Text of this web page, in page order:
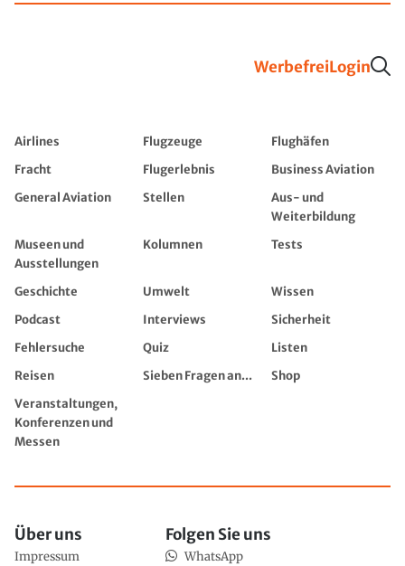
WerbefreiLogin
Airlines Flugzeuge
Flughäfen
Fracht
Flugerlebnis
Business Aviation
General Aviation
Stellen
Aus- und
Weiterbildung
Museen und
Ausstellungen
Kolumnen Tests
Geschichte Umwelt
Wissen
Podcast
Interviews
Sicherheit
Fehlersuche
Quiz
Listen
Reisen
Sieben Fragen an...
Shop
Veranstaltungen,
Konferenzen und
Messen
Über uns
Impressum
Folgen Sie uns
WhatsApp